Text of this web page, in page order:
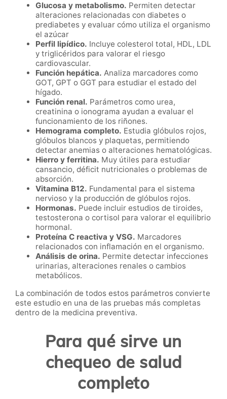
Glucosa y metabolismo. Permiten detectar
alteraciones relacionadas con diabetes o
prediabetes y evaluar cómo utiliza el organismo
el azúcar
Perfil lipídico. Incluye colesterol total, HDL, LDL
y triglicéridos para valorar el riesgo
cardiovascular.
Función hepática. Analiza marcadores como
GOT, GPT o GGT para estudiar el estado del
hígado.
Función renal. Parámetros como urea,
creatinina o ionograma ayudan a evaluar el
funcionamiento de los riñones.
Hemograma completo. Estudia glóbulos rojos,
glóbulos blancos y plaquetas, permitiendo
detectar anemias o alteraciones hematológicas.
Hierro y ferritina. Muy útiles para estudiar
cansancio, déficit nutricionales o problemas de
absorción.
Vitamina B12. Fundamental para el sistema
nervioso y la producción de glóbulos rojos.
Hormonas. Puede incluir estudios de tiroides,
testosterona o cortisol para valorar el equilibrio
hormonal.
Proteína C reactiva y VSG. Marcadores
relacionados con inflamación en el organismo.
Análisis de orina. Permite detectar infecciones
urinarias, alteraciones renales o cambios
metabólicos.
La combinación de todos estos parámetros convierte
este estudio en una de las pruebas más completas
dentro de la medicina preventiva.
Para qué sirve un
chequeo de salud
completo